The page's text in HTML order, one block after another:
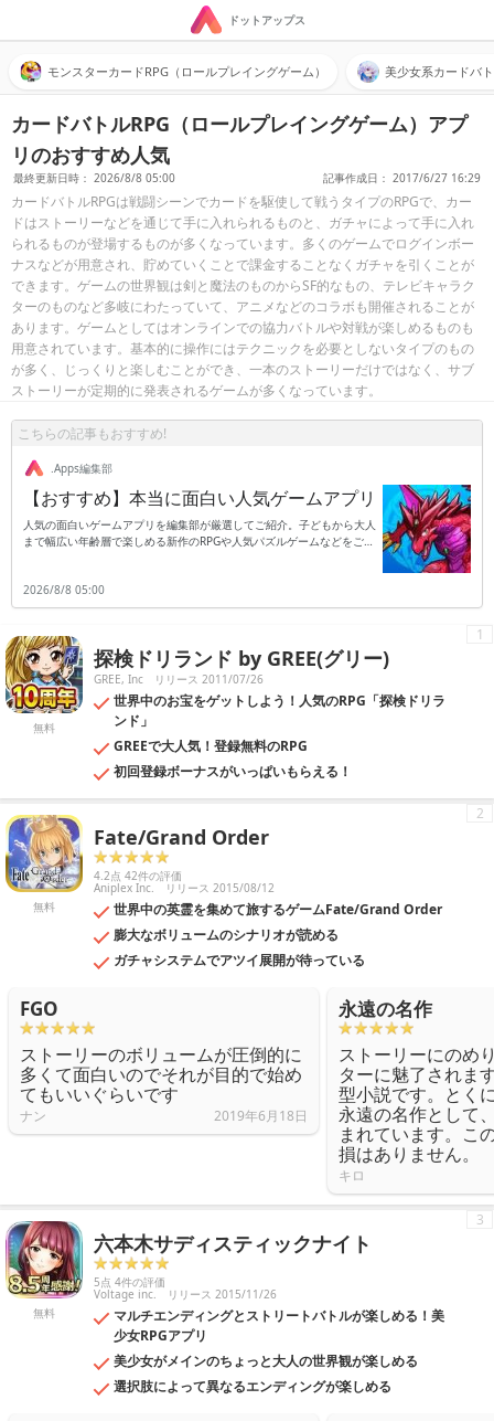
ドットアップス
モンスターカードRPG（ロールプレイングゲーム） 美少女系カードバ
カードバトルRPG（ロールプレイングゲーム）アプ
リのおすすめ人気
最終更新日時： 2026/8/8 05:00 記事作成日： 2017/6/27 16:29
カードバトルRPGは戦闘シーンでカードを駆使して戦うタイプのRPGで、カー
ドはストーリーなどを通じて手に入れられるものと、ガチャによって手に入れ
られるものが登場するものが多くなっています。多くのゲームでログインボー
ナスなどが用意され、貯めていくことで課金することなくガチャを引くことが
できます。ゲームの世界観は剣と魔法のものからSF的なもの、テレビキャラク
ターのものなど多岐にわたっていて、アニメなどのコラボも開催されることが
あります。ゲームとしてはオンラインでの協力バトルや対戦が楽しめるものも
用意されています。基本的に操作にはテクニックを必要としないタイプのもの
が多く、じっくりと楽しむことができ、一本のストーリーだけではなく、サブ
ストーリーが定期的に発表されるゲームが多くなっています。
こちらの記事もおすすめ!
.Apps編集部
【おすすめ】本当に面白い人気ゲームアプリ
人気の面白いゲームアプリを編集部が厳選してご紹介。子どもから大人
まで幅広い年齢層で楽しめる新作のRPGや人気パズルゲームなどをご紹
2026/8/8 05:00
無料
探検ドリランド by GREE(グリー)
GREE, Inc リリース 2011/07/26
世界中のお宝をゲットしよう！人気のRPG「探検ドリラ
ンド」
GREEで大人気！登録無料のRPG
初回登録ボーナスがいっぱいもらえる！
1
無料
Fate/Grand Order
4.2点 42件の評価
Aniplex Inc. リリース 2015/08/12
世界中の英霊を集めて旅するゲームFate/Grand Order
膨大なボリュームのシナリオが読める
ガチャシステムでアツイ展開が待っている
2
FGO
ストーリーのボリュームが圧倒的に
多くて面白いのでそれが目的で始め
てもいいぐらいです
ナン 2019年6月18日
永遠の名作
ストーリーにのめ
ターに魅了されま
型小説です。とく
永遠の名作として
まれています。こ
損はありません。
キロ
無料
六本木サディスティックナイト
5点 4件の評価
Voltage inc. リリース 2015/11/26
マルチエンディングとストリートバトルが楽しめる！美
少女RPGアプリ
美少女がメインのちょっと大人の世界観が楽しめる
選択肢によって異なるエンディングが楽しめる
3